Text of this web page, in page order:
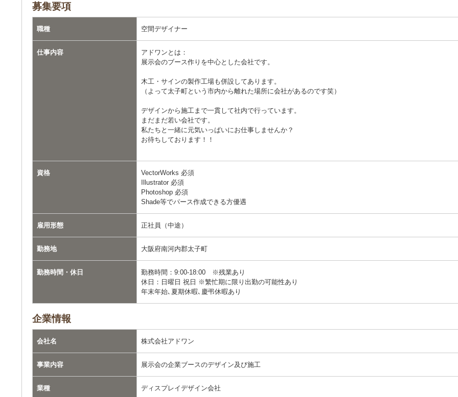
募集要項
職種 空間デザイナー
仕事内容
アドワンとは：
展示会のブース作りを中心とした会社です。
木工・サインの製作工場も併設してあります。
（よって太子町という市内から離れた場所に会社があるのです笑）
デザインから施工まで一貫して社内で行っています。
まだまだ若い会社です。
私たちと一緒に元気いっぱいにお仕事しませんか？
お待ちしております！！
資格
VectorWorks 必須
Illustrator 必須
Photoshop 必須
Shade等でパース作成できる方優遇
雇用形態 正社員（中途）
勤務地 大阪府南河内郡太子町
勤務時間・休日
勤務時間：9:00-18:00 ※残業あり
休日：日曜日 祝日 ※繁忙期に限り出勤の可能性あり
年末年始､夏期休暇､慶弔休暇あり
企業情報
会社名 株式会社アドワン
事業内容 展示会の企業ブースのデザイン及び施工
業種 ディスプレイデザイン会社